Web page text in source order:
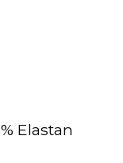
Elastan